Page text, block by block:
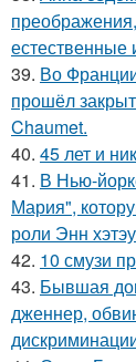
естественные
39. Во
прошёл
Chaumet.
40. 45 лет и
41. В Нью-
Мария",
роли Энн
42. 10 смузи
43. Бывшая
дженнер,